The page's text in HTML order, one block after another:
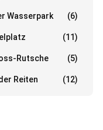
Wasserpark (6)
(11)
Rutsche (5)
Reiten (12)